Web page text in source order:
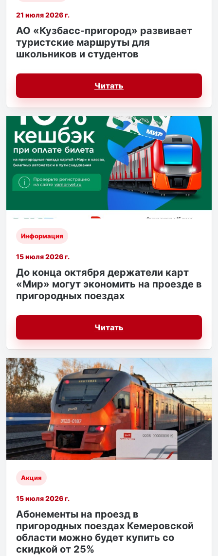
21 июля 2026 г.
АО «Кузбасс-пригород» развивает
туристские маршруты для
школьников и студентов
Читать
Информация
15 июля 2026 г.
До конца октября держатели карт
«Мир» могут экономить на проезде в
пригородных поездах
Читать
Акция
15 июля 2026 г.
Абонементы на проезд в
пригородных поездах Кемеровской
области можно будет купить со
скидкой от 25%